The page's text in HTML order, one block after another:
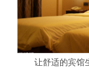
让舒适的宾馆生